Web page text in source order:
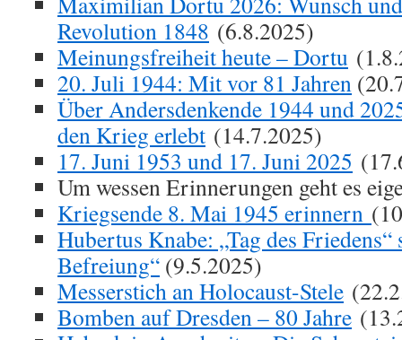
Revolution 1848 (6.8.2025)
Meinungsfreiheit heute – Dortu
20. Juli 1944: Mit vor 81 Jahren
Über Andersdenkende 1944 und
den Krieg erlebt (14.7.2025)
17. Juni 1953 und 17. Juni 2025
Um wessen Erinnerungen geht es
Kriegsende 8. Mai 1945 erinnern
Hubertus Knabe: „Tag des Friedens“
Befreiung“ (9.5.2025)
Messerstich an Holocaust-Stele
Bomben auf Dresden – 80 Jahre